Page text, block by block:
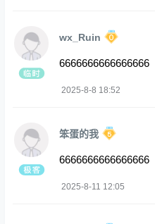
wx_Ruin
6666666666666666
2025-8-8 18:52
笨蛋的我
6666666666666666
2025-8-11 12:05